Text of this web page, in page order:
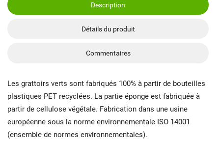
Description
Détails du produit
Commentaires
Les grattoirs verts sont fabriqués 100% à partir de bouteilles
plastiques PET recyclées. La partie éponge est fabriquée à
partir de cellulose végétale. Fabrication dans une usine
européenne sous la norme environnementale ISO 14001
(ensemble de normes environnementales).